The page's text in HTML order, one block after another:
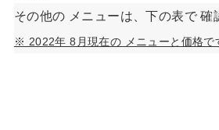
その他の メニューは、下の表で 確
※ 2022年 8月現在の メニューと価格で